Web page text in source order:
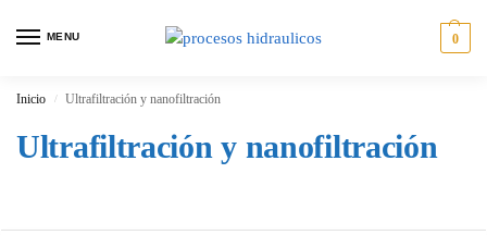
MENU 0
Inicio / Ultrafiltración y nanofiltración
Ultrafiltración y nanofiltración